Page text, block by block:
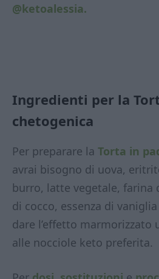
@ketoalessia.
Ingredienti per la
chetogenica
Per preparare la Torta in
avrai bisogno di uova,
burro, latte vegetale, farina
di cocco, essenza di
dare l’effetto marmorizzato
alle nocciole keto preferita.